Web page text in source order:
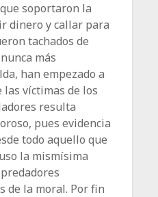
soportaron la
dinero y callar para
tachados de
más
han empezado a
las víctimas de los
resulta
pues evidencia
todo aquello que
la mismísima
de la moral. Por fin